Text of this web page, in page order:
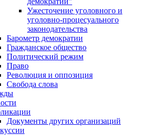
Ужесточение уголовного и
уголовно-процесуального
законодательства
Барометр демократии
Гражданское общество
Политический режим
Право
Революция и оппозиция
Свобода слова
Документы других организаций